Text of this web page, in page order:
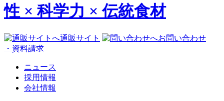
通販サイト
お問い合わせ
・資料請求
ニュース
採用情報
会社情報